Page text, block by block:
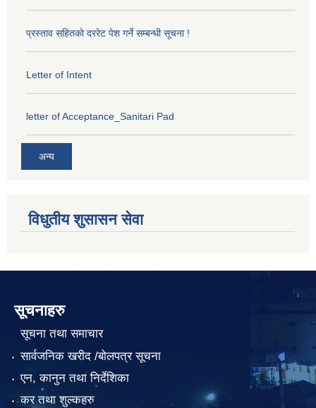
प्रस्ताव सहितकाे दररेट पेश गर्ने सम्बन्धी सूचना !
Letter of Intent
letter of Acceptance_Sanitari Pad
अन्य
विधुतीय शुसासन सेवा
सूचनाहरु
सूचना तथा समाचार
सार्वजनिक खरीद /बोलपत्र सूचना
एन, कानुन तथा निर्देशिका
कर तथा शुल्कहरु